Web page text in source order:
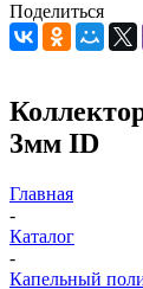
Поделиться
3мм ID
Главная
-
Каталог
-
Капельный